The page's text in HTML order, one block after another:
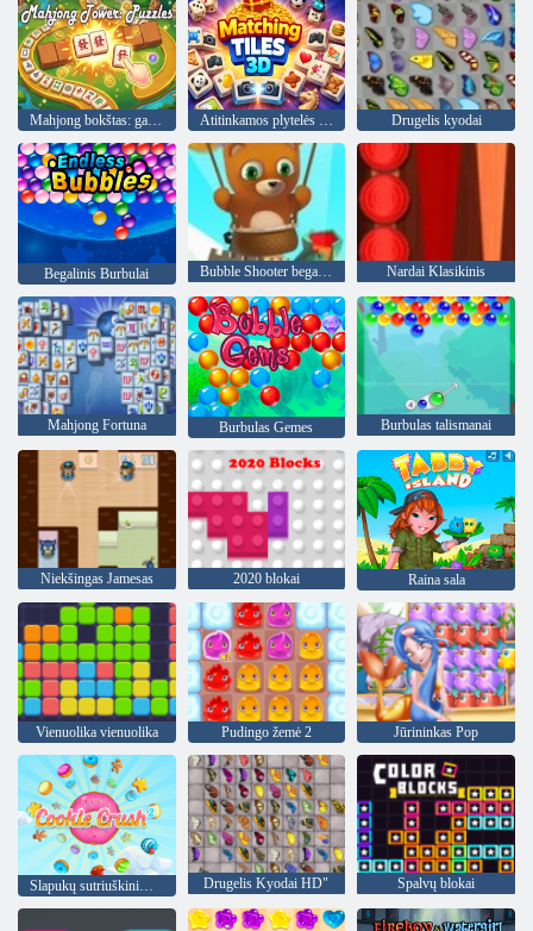
Mahjong bokštas: galvosūkiai Atitinkamos plytelės 3D Drugelis kyodai
Begalinis Burbulai Bubble Shooter begalinis Nardai Klasikinis
Mahjong Fortuna Burbulas Gemes Burbulas talismanai
Niekšingas Jamesas 2020 blokai Raina sala
Vienuolika vienuolika Pudingo žemė 2 Jūrininkas Pop
Drugelis Kyodai HD" Spalvų blokai